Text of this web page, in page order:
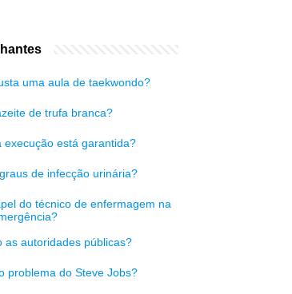
uma aula de taekwondo?
de trufa branca?
execução está garantida?
de infecção urinária?
do técnico de enfermagem na
as autoridades públicas?
problema do Steve Jobs?